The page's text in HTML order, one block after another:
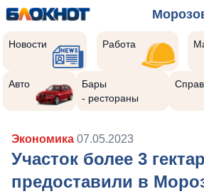
Новости Работа
Авто
Бары
- рестораны
Экономика 07.05.2023
Участок более 3
предоставили в